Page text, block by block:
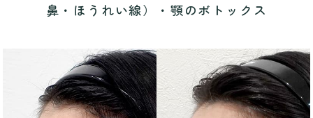
鼻・ほうれい線）・顎のボトックス